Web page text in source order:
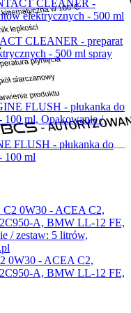
CLEANER - preparat
- 500 ml spray
FLUSH - płukanka do
100 ml
0W30 - ACEA C2,
A, BMW LL-12 FE,